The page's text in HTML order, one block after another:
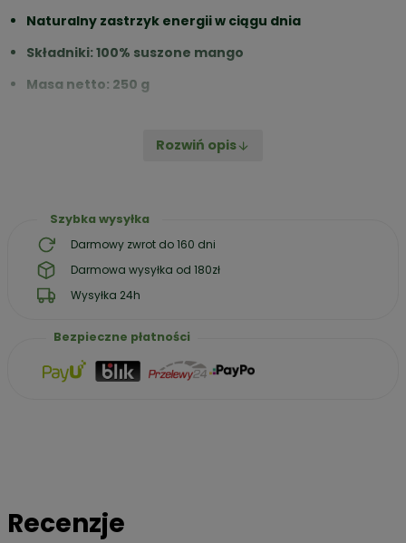
Naturalny zastrzyk energii w ciągu dnia
Składniki: 100% suszone mango
Masa netto: 250 g
plastrze. Mięsiste, idealnie elastyczne i intensywnie słodkie
ochotę na słodycze w najzdrowszy możliwy sposób.
Cena / 100g – 9,2 zł
Rozwiń opis
Szybka wysyłka
Darmowy zwrot do 160 dni
Darmowa wysyłka od 180zł
Wysyłka 24h
Bezpieczne płatności
Recenzje